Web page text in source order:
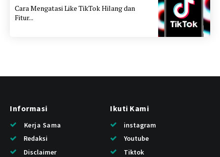
Cara Mengatasi Like TikTok Hilang dan
Fitur...
Informasi
Kerja Sama
Redaksi
Disclaimer
Ikuti Kami
instagram
Youtube
Tiktok